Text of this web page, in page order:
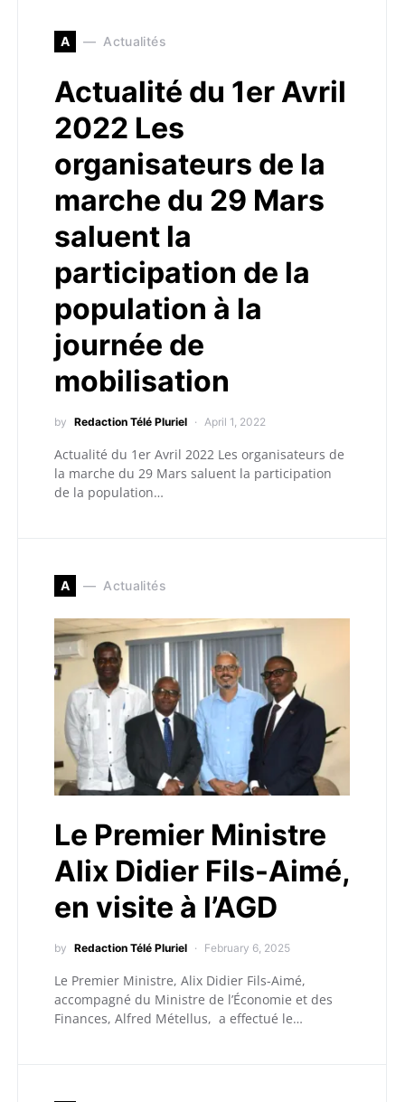
A Actualités
Actualité du 1er Avril
2022 Les
organisateurs de la
marche du 29 Mars
saluent la
participation de la
population à la
journée de
mobilisation
by Redaction Télé Pluriel April 1, 2022
Actualité du 1er Avril 2022 Les organisateurs de
la marche du 29 Mars saluent la participation
de la population…
A Actualités
Le Premier Ministre
Alix Didier Fils-Aimé,
en visite à l’AGD
by Redaction Télé Pluriel February 6, 2025
Le Premier Ministre, Alix Didier Fils-Aimé,
accompagné du Ministre de l’Économie et des
Finances, Alfred Métellus, a effectué le…